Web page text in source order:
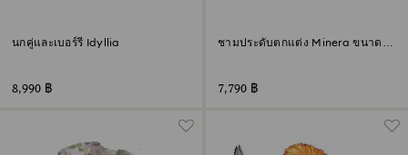
นกคู่และเบอร์รี Idyllia
8,990 ฿
ชามประดับตกแต่ง Minera ขนาด
7,790 ฿